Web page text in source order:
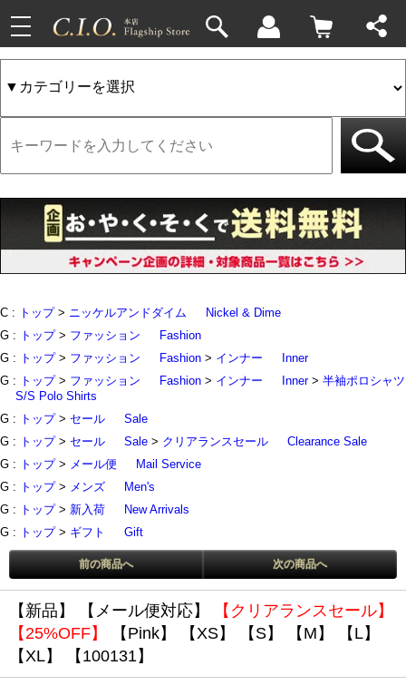
toggle
navigation
C : トップ> ニッケルアンドダイム
Nickel & Dime
G : トップ> ファッション
Fashion
G : トップ> ファッション Fashion > インナー
Inner
G : トップ> ファッション Fashion > インナー Inner> 半袖ポロシャツ
S/S Polo Shirts
G : トップ> セール
Sale
G : トップ> セール Sale > クリアランスセール
Clearance Sale
G : トップ> メール便
Mail Service
G : トップ> メンズ
Men's
G : トップ> 新入荷
New Arrivals
G : トップ> ギフト Gift
前の商品へ 次の商品へ
【新品】 【メール便対応】
【クリアランスセール】
【25%OFF】
【Pink】 【XS】 【S】 【M】
【L】
【XL】
【100131】
4件
33件